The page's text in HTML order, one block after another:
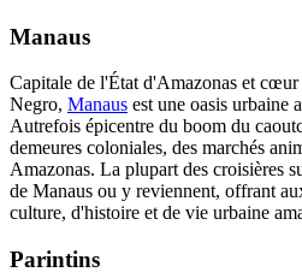
Manaus
Capitale de l'État d'Amazonas et
Negro, Manaus est une oasis urbaine
Autrefois épicentre du boom du
demeures coloniales, des marchés
Amazonas. La plupart des croisières
de Manaus ou y reviennent, offrant
culture, d'histoire et de vie urbaine
Parintins